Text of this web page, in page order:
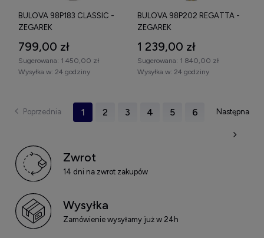
BULOVA 98P183 CLASSIC -
ZEGAREK
799,00 zł
Wysyłka w: 24 godziny
Sugerowana: 1 450,00 zł
BULOVA 98P202 REGATTA -
ZEGAREK
1 239,00 zł
Wysyłka w: 24 godziny
Sugerowana: 1 840,00 zł
1 2 3 4 5 6
Zwrot
14 dni na zwrot zakupów
Wysyłka
Zamówienie wysyłamy już w 24h